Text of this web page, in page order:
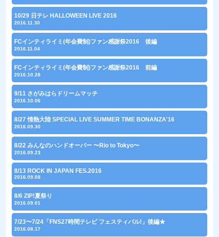
10/29 日テレ HALLOWEEN LIVE 2016
2016.11.30
FCインティライミ(年会費制)ファン感謝祭2016 後編
2016.11.04
FCインティライミ(年会費制)ファン感謝祭2016 前編
2016.10.28
9/11 さがみはらドリームマッチ
2016.10.06
8/27 情熱大陸 SPECIAL LIVE SUMMER TIME BONANZA'16
2016.09.30
8/22 みんなのハンドオーバー 〜Rio to Tokyo〜
2016.09.23
8/13 ROCK IN JAPAN FES.2016
2016.09.08
8/6 ZIP!夏祭り
2016.09.01
7/23〜7/24「FNS27時間テレビ フェスティバル!」後編★
2016.08.17